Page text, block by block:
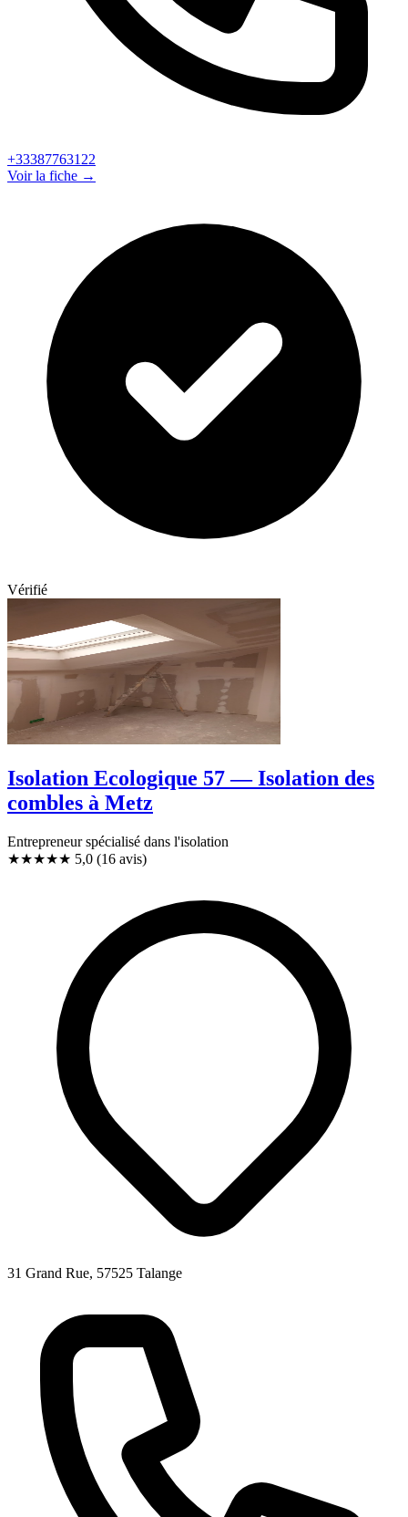
+33387763122
Voir la fiche →
Vérifié
Isolation Ecologique 57 — Isolation des
combles à Metz
Entrepreneur spécialisé dans l'isolation
★★★★★ 5,0 (16 avis)
31 Grand Rue, 57525 Talange